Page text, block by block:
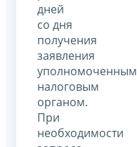
дней
со дня
получения
заявления
уполномоченным
налоговым
органом.
При
необходимости